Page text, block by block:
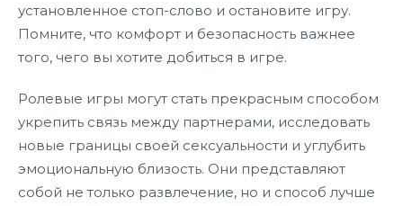
установленное стоп-слово и остановите игру.
Помните, что комфорт и безопасность важнее
того, чего вы хотите добиться в игре.
Ролевые игры могут стать прекрасным способом
укрепить связь между партнерами, исследовать
новые границы своей сексуальности и углубить
эмоциональную близость. Они представляют
собой не только развлечение, но и способ лучше